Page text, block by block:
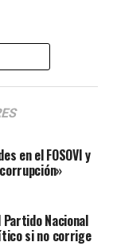
en el FOSOVI y
Nacional
si no corrige